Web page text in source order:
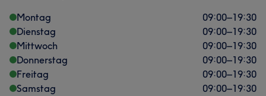
Montag
09:00–19:30
Dienstag
09:00–19:30
Mittwoch
09:00–19:30
Donnerstag
09:00–19:30
Freitag
09:00–19:30
Samstag
09:00–19:30